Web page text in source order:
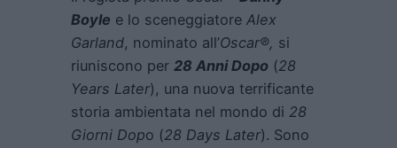
Boyle e lo sceneggiatore Alex
Garland, nominato all’Oscar®, si
riuniscono per 28 Anni Dopo (28
Years Later), una nuova terrificante
storia ambientata nel mondo di 28
Giorni Dopo (28 Days Later). Sono